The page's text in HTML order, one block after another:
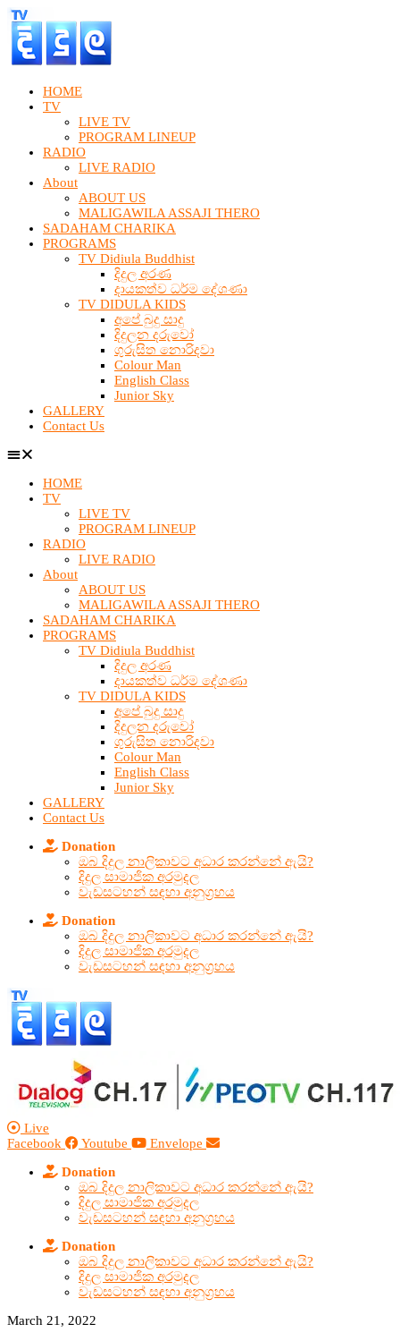
HOME
TV
LIVE TV
PROGRAM LINEUP
RADIO
LIVE RADIO
About
ABOUT US
MALIGAWILA ASSAJI THERO
SADAHAM CHARIKA
PROGRAMS
TV Didiula Buddhist
දිදුල අරණ
දායකත්ව ධර්ම දේශණා
TV DIDULA KIDS
අපේ බුදු සාදු
දිදුලන දරුවෝ
ගුරුසිත නොරිදවා
Colour Man
English Class
Junior Sky
GALLERY
Contact Us
HOME
TV
LIVE TV
PROGRAM LINEUP
RADIO
LIVE RADIO
About
ABOUT US
MALIGAWILA ASSAJI THERO
SADAHAM CHARIKA
PROGRAMS
TV Didiula Buddhist
දිදුල අරණ
දායකත්ව ධර්ම දේශණා
TV DIDULA KIDS
අපේ බුදු සාදු
දිදුලන දරුවෝ
ගුරුසිත නොරිදවා
Colour Man
English Class
Junior Sky
GALLERY
Contact Us
Donation
ඔබ දිදුල නාලිකාවට අධාර කරන්නේ ඇයි?
දිදුල සාමාජික අරමුදල
වැඩසටහන් සඳහා අනුග්‍රහය
Donation
ඔබ දිදුල නාලිකාවට අධාර කරන්නේ ඇයි?
දිදුල සාමාජික අරමුදල
වැඩසටහන් සඳහා අනුග්‍රහය
Live
Facebook
Youtube Envelope
Donation
ඔබ දිදුල නාලිකාවට අධාර කරන්නේ ඇයි?
දිදුල සාමාජික අරමුදල
වැඩසටහන් සඳහා අනුග්‍රහය
Donation
ඔබ දිදුල නාලිකාවට අධාර කරන්නේ ඇයි?
දිදුල සාමාජික අරමුදල
වැඩසටහන් සඳහා අනුග්‍රහය
March 21, 2022